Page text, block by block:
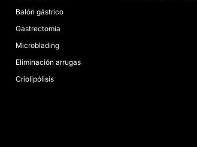
Balón gástrico
Gastrectomía
Microblading
Eliminación arrugas
Criolipólisis